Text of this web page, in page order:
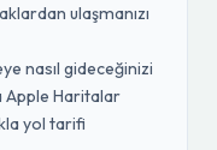
ulaşmanızı
nasıl gideceğinizi
Apple Haritalar
yol tarifi